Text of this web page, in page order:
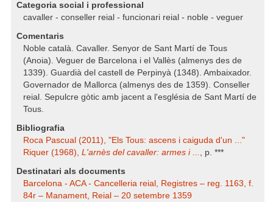
Categoria social i professional
cavaller - conseller reial - funcionari reial - noble - veguer
Comentaris
Noble català. Cavaller. Senyor de Sant Martí de Tous
(Anoia). Veguer de Barcelona i el Vallès (almenys des de
1339). Guardià del castell de Perpinyà (1348). Ambaixador.
Governador de Mallorca (almenys des de 1359). Conseller
reial. Sepulcre gòtic amb jacent a l'església de Sant Martí de
Tous.
Bibliografia
Roca Pascual (2011), "Els Tous: ascens i caiguda d'un ..."
Riquer (1968), L'arnès del cavaller: armes i ... , p. ***
Destinatari als documents
Barcelona - ACA - Cancelleria reial, Registres – reg. 1163, f.
84r – Manament, Reial – 20 setembre 1359